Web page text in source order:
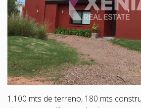
1.100 mts de terreno, 180 mts